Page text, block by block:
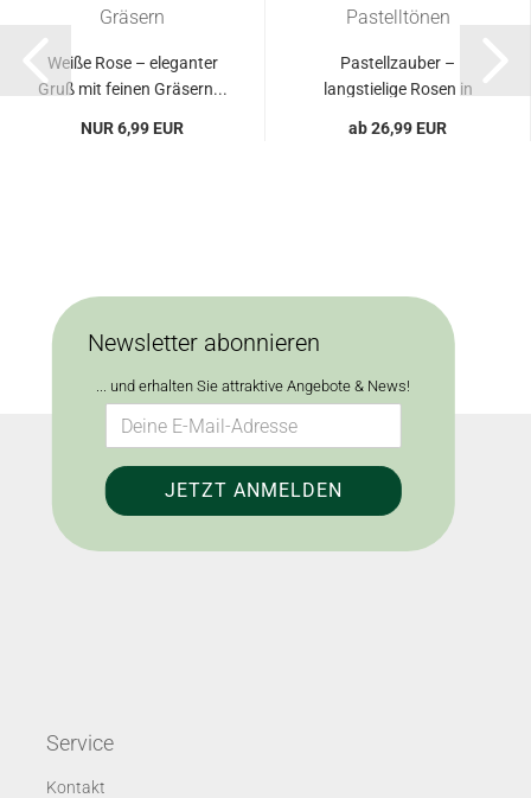
Weiße Rose – eleganter
Gruß mit feinen Gräsern...
NUR 6,99 EUR
Pastellzauber –
langstielige Rosen in
ab 26,99 EUR
Newsletter abonnieren
... und erhalten Sie attraktive Angebote & News!
Service
Kontakt